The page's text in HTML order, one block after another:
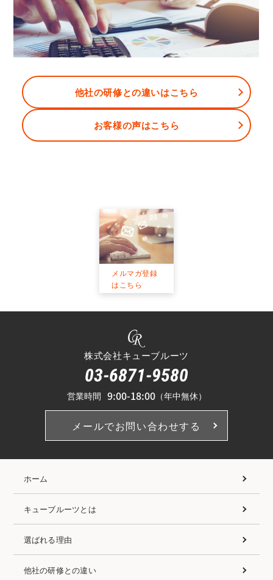
他社の研修との違いはこちら
お客様の声はこちら
メルマガ登録
はこちら
株式会社キューブルーツ
03-6871-9580
営業時間 9:00-18:00（年中無休）
メールでお問い合わせする
ホーム
キューブルーツとは
選ばれる理由
他社の研修との違い